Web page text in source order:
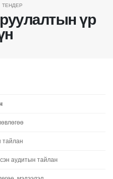
ТЕНДЕР
үр
тайлан
аудитын тайлан